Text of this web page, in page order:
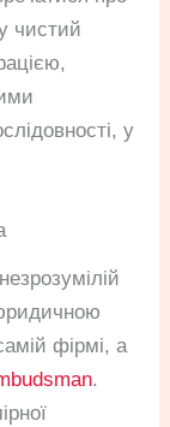
чистий
у
фірмі, а
.